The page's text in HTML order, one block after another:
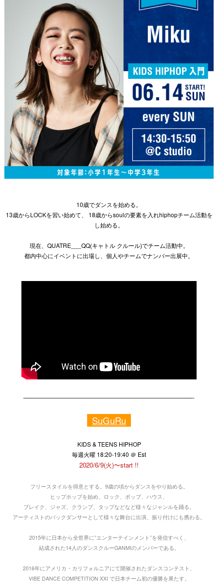
10歳でダンスを始める。
13歳からLOCKを習い始めて、 18歳からsoulの要素を入れhiphopチーム活動を
し始める。
現在、QUATRE___QQ(キャトル クルール)でチーム活動中。
都内中心にイベントに出場し、個人やチームでナンバー出展中。
—————————————————————————————-
SuGuRu
KIDS & TEENS HIPHOP
毎週火曜 18:20-19:40 ＠ Est
2020/6/9(火)〜start !!
フリースタイルを得意とする。9歳の頃からダンスをやり始める。
ヒップホップを始め、ロック、ポップ、ハウス、
ブレイク、ジャズ、クランプ、タップなどなど様々なジャンルを踊る。
アーティストのバックダンサーとして様々な舞台に出演、振り付けにも携わる。
2015年に日本から全世界に”エンターテインメント”を発信すべく、
結成された14人のダンスクルーGANMIのメンバーである。
2016年にアメリカ・カリフォルニアにて開催されたダンスコンテスト、
VIBE DANCE COMPETITION XXI で日本チーム初の優勝を果たす。